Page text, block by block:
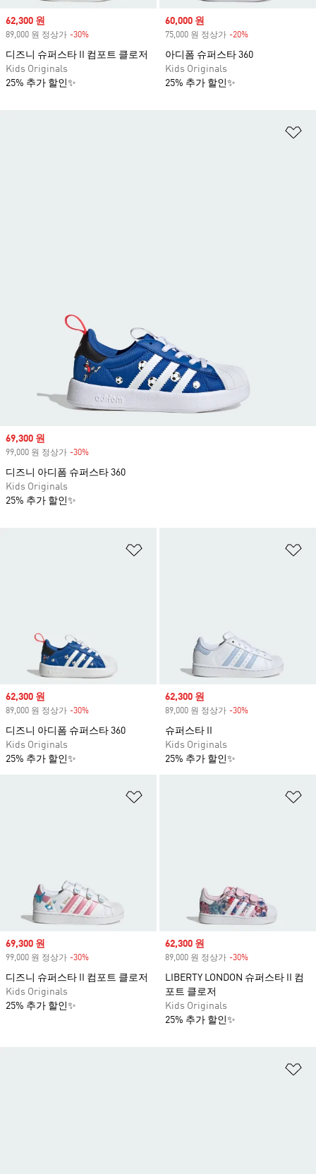
Sale price
62,300 원
89,000 원 정상가 -30%
디즈니 슈퍼스타 II 컴포트 클로저
Kids Originals
25% 추가 할인✨
Sale price
60,000 원
75,000 원 정상가 -20%
아디폼 슈퍼스타 360
Kids Originals
25% 추가 할인✨
Sale price
62,300 원
89,000 원 정상가 -30%
디즈니 아디폼 슈퍼스타 360
Kids Originals
25% 추가 할인✨
Sale price
62,300 원
89,000 원 정상가 -30%
슈퍼스타 II
Kids Originals
25% 추가 할인✨
Sale price
69,300 원
99,000 원 정상가 -30%
디즈니 슈퍼스타 II 컴포트 클로저
Kids Originals
25% 추가 할인✨
Sale price
62,300 원
89,000 원 정상가 -30%
LIBERTY LONDON 슈퍼스타 II 컴
포트 클로저
Kids Originals
25% 추가 할인✨
Sale price
69,300 원
99,000 원 정상가 -30%
디즈니 아디폼 슈퍼스타 360
Kids Originals
25% 추가 할인✨